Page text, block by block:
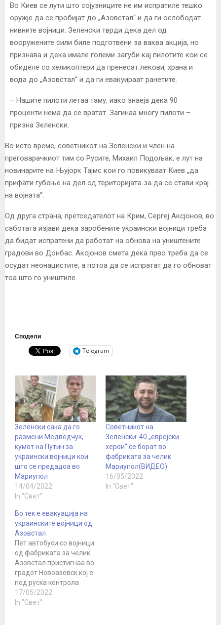
Во Киев се лути што сојузниците не им испратиле тешко
оружје да се пробијат до „Азовстал“ и да ги ослободат
нивните војници. Зеленски тврди дека дел од
вооружените сили биле подготвени за ваква акција, но
признава и дека имале големи загуби кај пилотите кои се
обиделе со хеликоптери да пренесат лекови, храна и
вода до „Азовстал“ и да ги евакуираат ранетите.
– Нашите пилоти летаа таму, иако знаеја дека 90
проценти нема да се вратат. Загинаа многу пилоти –
призна Зеленски.
Во исто време, советникот на Зеленски и член на
преговарачкиот тим со Русите, Михаил Подољак, е лут на
новинарите на Њујорк Тајмс кои го повикуваат Киев „да
прифати губење на дел од територијата за да се стави крај
на војната“.
Од друга страна, претседателот на Крим, Сергеј Аксјонов, во
саботата изјави дека заробените украински војници треба
да бидат испратени да работат на обнова на уништените
градови во Донбас. Аксјонов смета дека прво треба да се
осудат неонацистите, а потоа да се испратат да го обноват
тоа што го уништиле.
Сподели
Telegram
Зеленски сака да го
размени Медведчук,
кумот на Путин за
украински војници кои
што се предадоа во
Мариупол
14/04/2022
In "Свет"
Советникот на
Зеленски: 40 „еврејски
херои“ се борат во
фабриката за челик
Мариупол(ВИДЕО)
16/05/2022
In "Свет"
Во тек е евакуација на
украинските војници од
Азовстал
Пет автобуси со војници
од фабриката за челик
Азовстал пристигнаа во
градот Новоазовск кој е
под руска контрола
доцна во понеделникот.
264 украински борци се
17/05/2022
In "Свет"